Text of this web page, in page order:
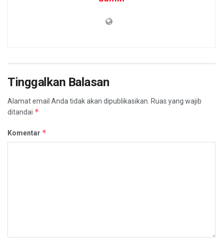
Tinggalkan Balasan
Alamat email Anda tidak akan dipublikasikan. Ruas yang wajib
ditandai *
Komentar *